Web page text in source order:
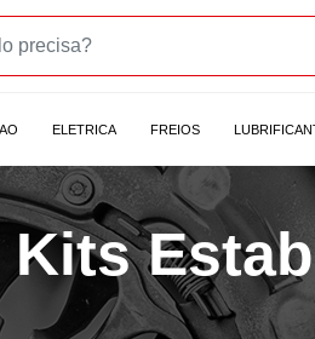
ELETRICA FREIOS
Kits